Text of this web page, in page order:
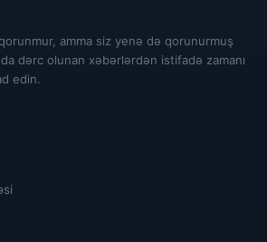
amma siz yenə də qorunurmuş
dərc olunan xəbərlərdən istifadə zamanı
edin.